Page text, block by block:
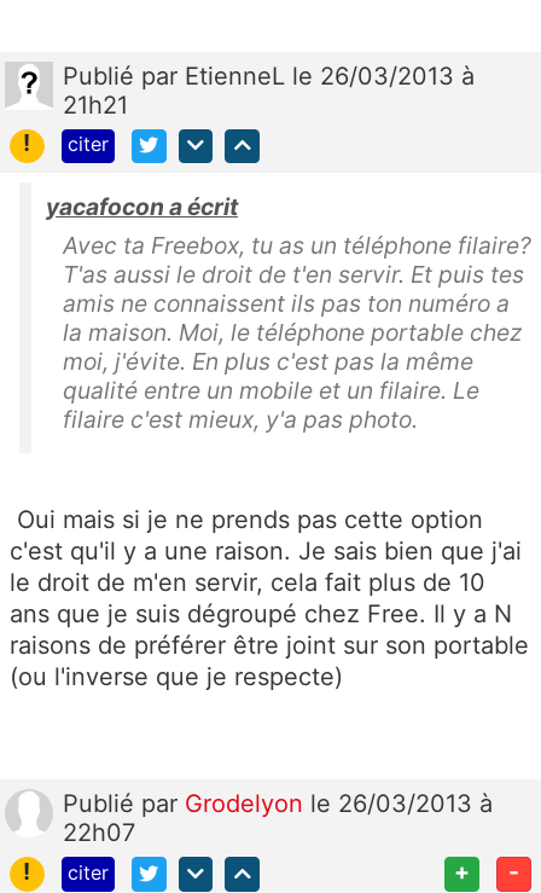
Publié par EtienneL le 26/03/2013 à
21h21
!
citer
yacafocon a écrit
Avec ta Freebox, tu as un téléphone filaire?
T'as aussi le droit de t'en servir. Et puis tes
amis ne connaissent ils pas ton numéro a
la maison. Moi, le téléphone portable chez
moi, j'évite. En plus c'est pas la même
qualité entre un mobile et un filaire. Le
filaire c'est mieux, y'a pas photo.
Oui mais si je ne prends pas cette option
c'est qu'il y a une raison. Je sais bien que j'ai
le droit de m'en servir, cela fait plus de 10
ans que je suis dégroupé chez Free. Il y a N
raisons de préférer être joint sur son portable
(ou l'inverse que je respecte)
Publié par Grodelyon le 26/03/2013 à
22h07
!
citer + -